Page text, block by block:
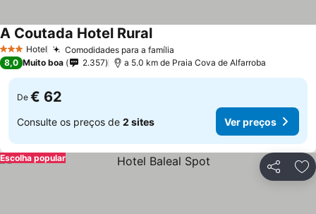
3 EstrelasHotel Comodidades para a família
A Coutada Hotel RuralVer preços
8,0 Muito boa 2.357 a 5.0 km de Praia Cova de Alfarroba
De € 62
Consulte os preços de 2 sites Ver preços
Partilhar
Escolha popular